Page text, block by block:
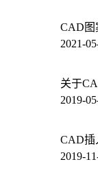
CAD图
2021-
关于
2019-
CAD插
2019-